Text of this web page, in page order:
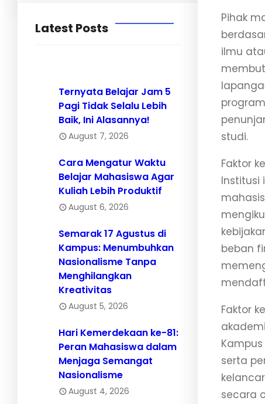
Latest Posts
Ternyata Belajar Jam 5
Pagi Tidak Selalu Lebih
Baik, Ini Alasannya!
August 7, 2026
Cara Mengatur Waktu
Belajar Mahasiswa Agar
Kuliah Lebih Produktif
August 6, 2026
Semarak 17 Agustus di
Kampus: Menumbuhkan
Nasionalisme Tanpa
Menghilangkan
Kreativitas
August 5, 2026
Hari Kemerdekaan ke-81:
Peran Mahasiswa dalam
Menjaga Semangat
Nasionalisme
August 4, 2026
Pihak
ilmu
studi.
Faktor
Institusi
beban
Faktor
serta
secara